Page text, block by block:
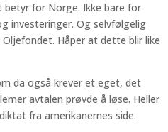
betyr for Norge. Ikke bare for
investeringer. Og selvfølgelig
Håper at dette blir like
da også krever et eget, det
avtalen prøvde å løse. Heller
fra amerikanernes side.